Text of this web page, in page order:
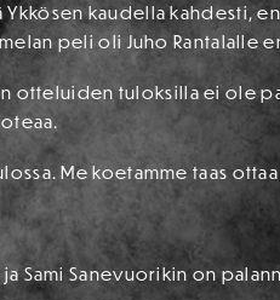
kaudella kahdesti,
peli oli Juho Rantalalle
otteluiden tuloksilla ei ole
Me koetamme taas
Sami Sanevuorikin on